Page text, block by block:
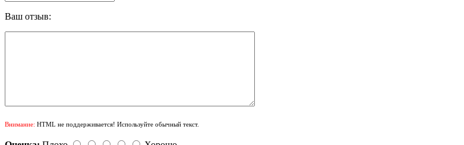
Ваш отзыв:
Внимание: HTML не поддерживается! Используйте обычный текст.